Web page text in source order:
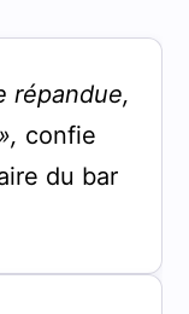
répandue,
confie
du bar